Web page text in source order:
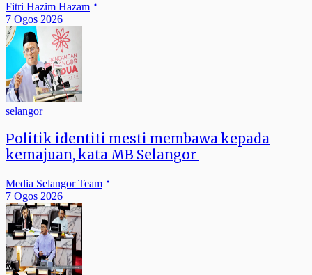
Fitri Hazim Hazam
7 Ogos 2026
selangor
Politik identiti mesti membawa kepada
kemajuan, kata MB Selangor
Media Selangor Team
7 Ogos 2026